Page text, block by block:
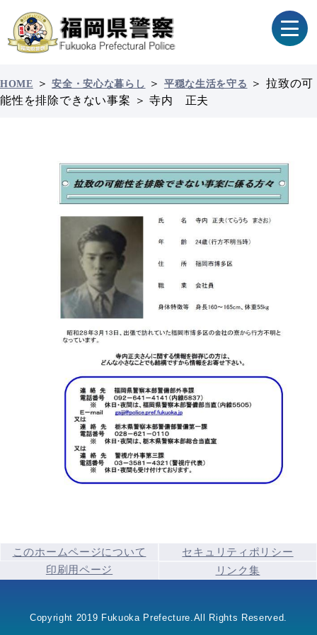
HOME ＞安全・安心な暮らし ＞ 平穏な生活を守る ＞ 拉致の可
能性を排除できない事案
＞寺内 正夫
このホームページについて
セキュリティポリシー
印刷用ページ
リンク集
Copyright 2019 Fukuoka Prefecture.All Rights Reserved.